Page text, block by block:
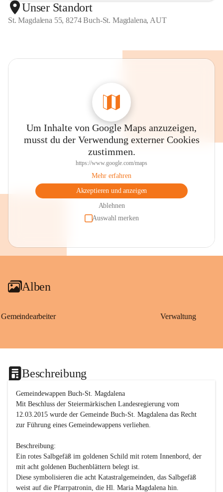
Unser Standort
St. Magdalena 55, 8274 Buch-St. Magdalena, AUT
Um Inhalte von Google Maps anzuzeigen,
musst du der Verwendung externer Cookies
zustimmen.
https://www.google.com/maps
Mehr erfahren
Akzeptieren und anzeigen
Ablehnen
Auswahl merken
Alben
Gemeindearbeiter Verwaltung
Beschreibung
Gemeindewappen Buch-St. Magdalena
Mit Beschluss der Steiermärkischen Landesregierung vom
12.03.2015 wurde der Gemeinde Buch-St. Magdalena das Recht
zur Führung eines Gemeindewappens verliehen.
Beschreibung:
Ein rotes Salbgefäß im goldenen Schild mit rotem Innenbord, der
mit acht goldenen Buchenblättern belegt ist.
Diese symbolisieren die acht Katastralgemeinden, das Salbgefäß